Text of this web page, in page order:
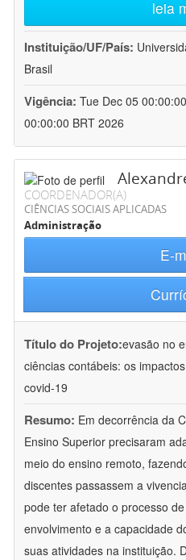
leia
Instituição/UF/País:
Brasil
Vigência: Tue Dec 05
00:00:00 BRT 2026
COORDENADOR(A)
CIÊNCIAS SOCIAIS APLICADAS
Administração
E-
Título do Projeto:evasão no
ciências contábeis: os
covid-19
Resumo: Em decorrência da
Ensino Superior precisaram
meio do ensino remoto,
discentes passassem a
pode ter afetado o processo
envolvimento e a capacidade
suas atividades na instituição.